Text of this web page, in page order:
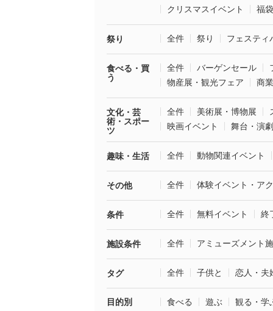
クリスマスイベント
福
祭り 全件 祭り フェスティ
食べる・買
う
全件 バーゲンセール
物産展・観光フェア
商
文化・芸
術・スポー
ツ
全件 美術展・博物展
映画イベント
舞台・演劇
趣味・生活 全件 動物関連イベント
その他 全件 体験イベント・ア
条件 全件 無料イベント 終
施設条件 全件 アミューズメント
タグ 全件 子供と 恋人・夫
目的別 食べる 遊ぶ 観る・学